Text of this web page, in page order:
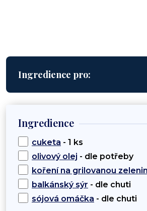
Ingredience pro:
Ingredience
cuketa - 1 ks
olivový olej - dle potřeby
koření na grilovanou
balkánský sýr - dle chuti
sójová omáčka - dle chuti